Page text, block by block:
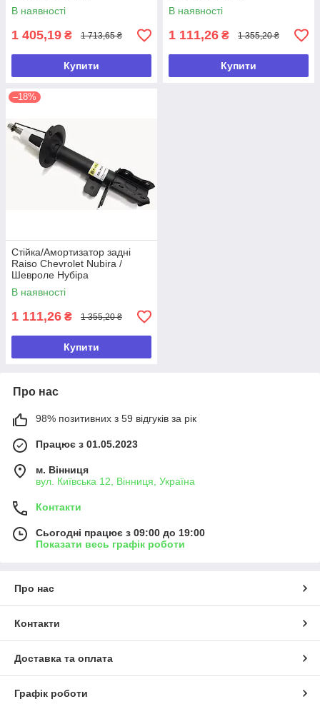
В наявності
1 405,19 ₴ 1 713,65 ₴
Купити
В наявності
1 111,26 ₴ 1 355,20 ₴
Купити
–18%
Стійка/Амортизатор задні
Raiso Chevrolet Nubira /
Шевроле Нубіра
В наявності
1 111,26 ₴ 1 355,20 ₴
Купити
Про нас
98% позитивних з 59 відгуків за рік
Працює з 01.05.2023
м. Вінниця
вул. Київська 12, Вінниця, Україна
Контакти
Сьогодні працює з 09:00 до 19:00
Показати весь графік роботи
Про нас
Контакти
Доставка та оплата
Графік роботи